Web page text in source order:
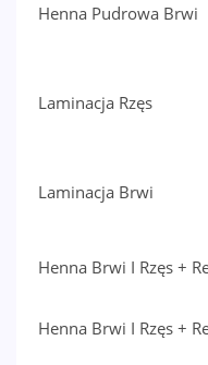
Henna Pudrowa Brwi
Laminacja Rzęs
Laminacja Brwi
Henna Brwi I Rzęs +
Henna Brwi I Rzęs +